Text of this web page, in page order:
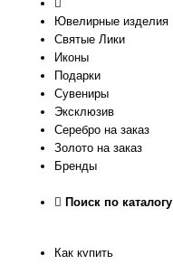
Ювелирные изделия
Святые Лики
Иконы
Подарки
Сувениры
Эксклюзив
Серебро на заказ
Золото на заказ
Бренды
Поиск по каталогу
Как купить